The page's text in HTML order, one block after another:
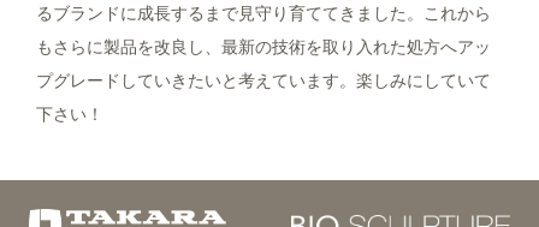
るブランドに成長するまで見守り育ててきました。これから
もさらに製品を改良し、最新の技術を取り入れた処方へアッ
プグレードしていきたいと考えています。楽しみにしていて
下さい！